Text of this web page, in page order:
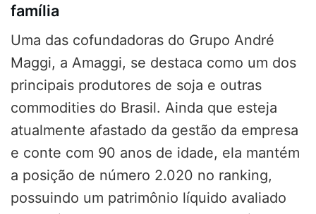
família
Uma das cofundadoras do Grupo André
Maggi, a Amaggi, se destaca como um dos
principais produtores de soja e outras
commodities do Brasil. Ainda que esteja
atualmente afastado da gestão da empresa
e conte com 90 anos de idade, ela mantém
a posição de número 2.020 no ranking,
possuindo um patrimônio líquido avaliado